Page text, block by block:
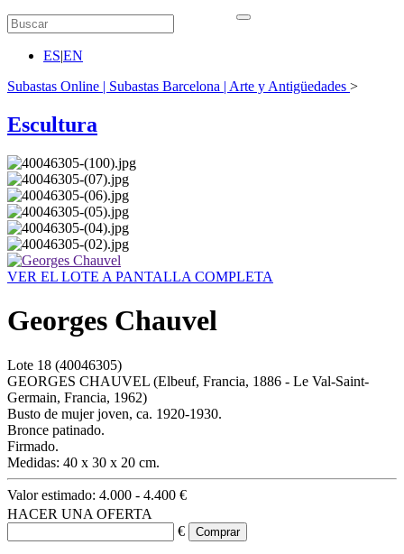
ES|EN
Subastas Online | Subastas Barcelona | Arte y Antigüedades >
Escultura
VER EL LOTE A PANTALLA COMPLETA
Georges Chauvel
Lote 18 (40046305)
GEORGES CHAUVEL (Elbeuf, Francia, 1886 - Le Val-Saint-
Germain, Francia, 1962)
Busto de mujer joven, ca. 1920-1930.
Bronce patinado.
Firmado.
Medidas: 40 x 30 x 20 cm.
Valor estimado: 4.000 - 4.400 €
HACER UNA OFERTA
€